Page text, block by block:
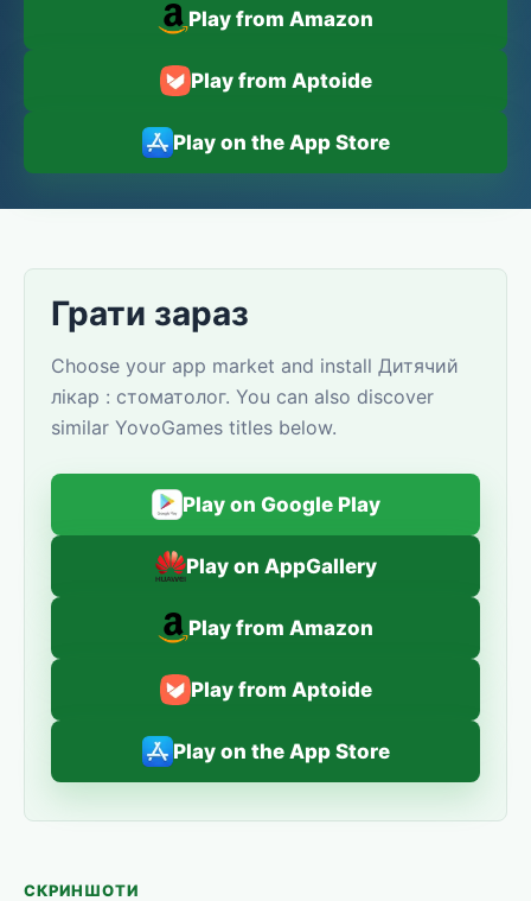
Play from Amazon
Play from Aptoide
Play on the App Store
Грати зараз
Choose your app market and install Дитячий
лікар : стоматолог. You can also discover
similar YovoGames titles below.
Play on Google Play
Play on AppGallery
Play from Amazon
Play from Aptoide
Play on the App Store
СКРИНШОТИ